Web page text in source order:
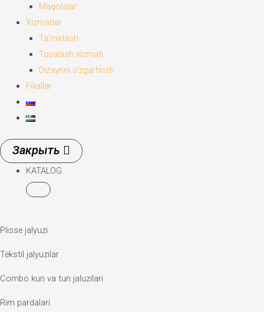
Maqolalar
Xizmatlar
Ta’mirlash
Tozalash xizmati
Dizaynni o’zgartirish
Filiallar
KATALOG
Plisse jalyuzi
Tekstil jalyuzilar
Combo kun va tun jaluzilari
Rim pardalari